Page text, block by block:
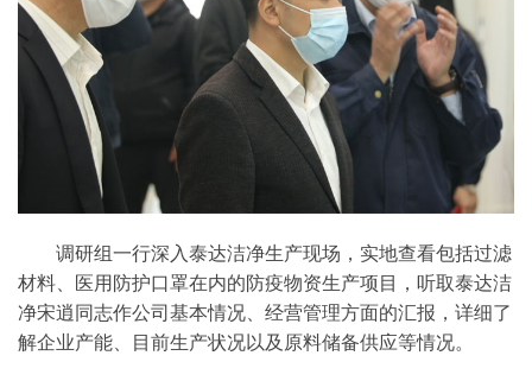
调研组一行深入泰达洁净生产现场，实地查看包括过滤
材料、医用防护口罩在内的防疫物资生产项目，听取泰达洁
净宋逍同志作公司基本情况、经营管理方面的汇报，详细了
解企业产能、目前生产状况以及原料储备供应等情况。